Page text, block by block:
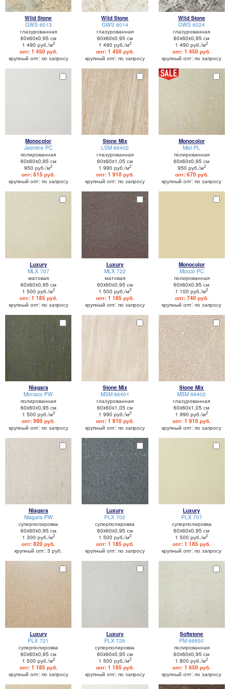
Wild Stone
GWS 6013
глазурованная
60x60x0,95 см
1 490 руб./м2
опт: 1 450 руб.
крупный опт: по запросу
Wild Stone
GWS 6014
глазурованная
60x60x0,95 см
1 490 руб./м2
опт: 1 450 руб.
крупный опт: по запросу
Wild Stone
GWS 6024
глазурованная
60x60x0,95 см
1 490 руб./м2
опт: 1 450 руб.
крупный опт: по запросу
Monocolor
Jasmine PC
полированная
60x60x0,95 см
950 руб./м2
опт: 615 руб.
крупный опт: по запросу
Stone Mix
LSM 66402
глазурованная
60x60x1,05 см
1 990 руб./м2
опт: 1 910 руб.
крупный опт: по запросу
Monocolor
Mist PL
полированная
60x60x0,95 см
950 руб./м2
опт: 670 руб.
крупный опт: по запросу
Luxury
MLX 707
матовая
60x60x0,95 см
1 500 руб./м2
опт: 1 185 руб.
крупный опт: по запросу
Luxury
MLX 722
матовая
60x60x0,95 см
1 500 руб./м2
опт: 1 185 руб.
крупный опт: по запросу
Monocolor
Mocco PC
полированная
60x60x0,95 см
1 100 руб./м2
опт: 740 руб.
крупный опт: по запросу
Niagara
Monaco PW
полированная
60x60x0,95 см
1 500 руб./м2
опт: 980 руб.
крупный опт: по запросу
Stone Mix
MSM 66401
глазурованная
60x60x1,05 см
1 990 руб./м2
опт: 1 910 руб.
крупный опт: по запросу
Stone Mix
MSM 66402
глазурованная
60x60x1,05 см
1 990 руб./м2
опт: 1 910 руб.
крупный опт: по запросу
Niagara
Niagara PW
суперполировка
60x60x0,95 см
1 300 руб./м2
опт: 820 руб.
крупный опт: 3 руб.
Luxury
PLX 702
суперполировка
60x60x0,95 см
1 500 руб./м2
опт: 1 185 руб.
крупный опт: по запросу
Luxury
PLX 707
суперполировка
60x60x0,95 см
1 500 руб./м2
опт: 1 185 руб.
крупный опт: по запросу
Luxury
PLX 721
суперполировка
60x60x0,95 см
1 500 руб./м2
опт: 1 185 руб.
крупный опт: по запросу
Luxury
PLX 726
суперполировка
60x60x0,95 см
1 500 руб./м2
опт: 1 185 руб.
крупный опт: по запросу
Softstone
PM 66850
полированная
60x60x0,95 см
1 800 руб./м2
опт: 1 650 руб.
крупный опт: по запросу